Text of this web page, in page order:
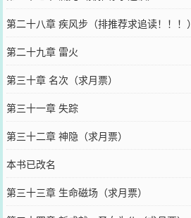
第二十八章 疾风步（排推荐求追读！！！）
第二十九章 雷火
第三十章 名次（求月票）
第三十一章 失踪
第三十二章 神隐（求月票）
本书已改名
第三十三章 生命磁场（求月票）